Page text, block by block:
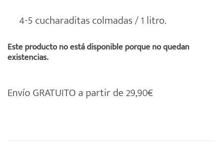
4-5 cucharaditas colmadas / 1 litro.
Este producto no está disponible porque no quedan
existencias.
Envío GRATUITO a partir de 29,90€